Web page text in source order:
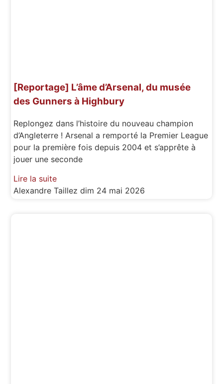
[Reportage] L’âme d’Arsenal, du musée
des Gunners à Highbury
Replongez dans l’histoire du nouveau champion
d’Angleterre ! Arsenal a remporté la Premier League
pour la première fois depuis 2004 et s’apprête à
jouer une seconde
Lire la suite
Alexandre Taillezdim 24 mai 2026